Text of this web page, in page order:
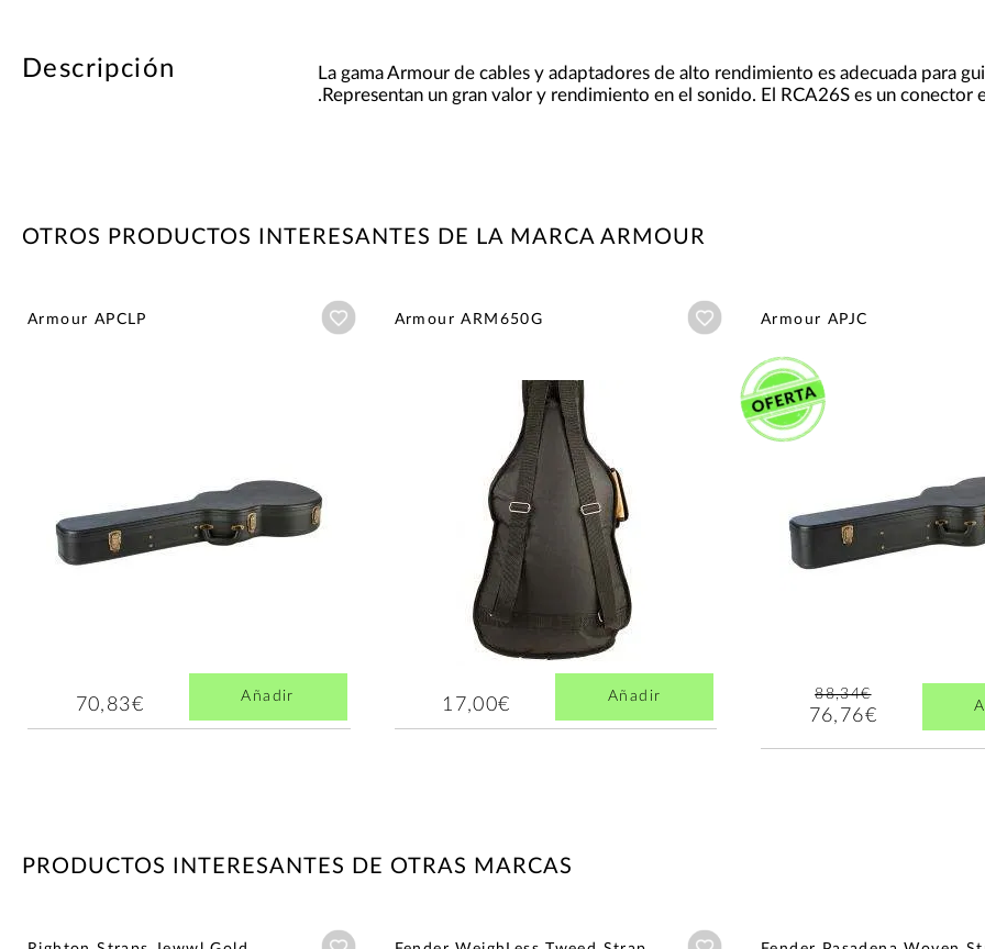
Descripción
La gama Armour de cables y adaptadores de alto rendimiento es adecuada para
.Representan un gran valor y rendimiento en el sonido. El RCA26S es un
OTROS PRODUCTOS INTERESANTES DE LA MARCA ARMOUR
Armour APCLP Añadir a wishlist
70,83€ Añadir
Armour ARM650G Añadir a wishlist
17,00€ Añadir
Armour APJC
88,34€
76,76€
PRODUCTOS INTERESANTES DE OTRAS MARCAS